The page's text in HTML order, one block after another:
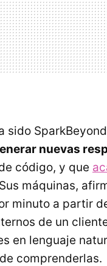
sido
nuevas
código, y que
máquinas,
minuto a partir
de un
en lenguaje
comprenderlas.